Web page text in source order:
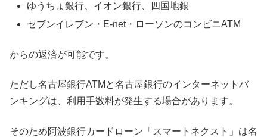
ゆうちょ銀行、イオン銀行、四国地銀
セブンイレブン・E-net・ローソンのコンビニATM
からの返済が可能です。
ただし名古屋銀行ATMと名古屋銀行のインターネットバ
ンキングは、利用手数料が発生する場合があります。
そのため阿波銀行カードローン「スマートネクスト」は名